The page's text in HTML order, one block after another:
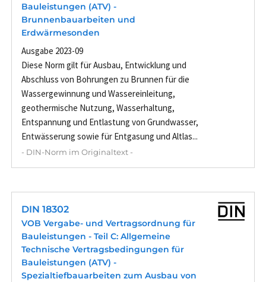
Bauleistungen (ATV) -
Brunnenbauarbeiten und
Erdwärmesonden
Ausgabe 2023-09
Diese Norm gilt für Ausbau, Entwicklung und
Abschluss von Bohrungen zu Brunnen für die
Wassergewinnung und Wassereinleitung,
geothermische Nutzung, Wasserhaltung,
Entspannung und Entlastung von Grundwasser,
Entwässerung sowie für Entgasung und Altlas...
- DIN-Norm im Originaltext -
DIN 18302
VOB Vergabe- und Vertragsordnung für
Bauleistungen - Teil C: Allgemeine
Technische Vertragsbedingungen für
Bauleistungen (ATV) -
Spezialtiefbauarbeiten zum Ausbau von